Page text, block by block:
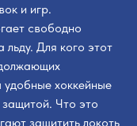
и игр.
свободно
Для кого этот
хоккейные
Что это
защитить локоть